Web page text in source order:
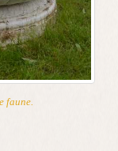
faune.